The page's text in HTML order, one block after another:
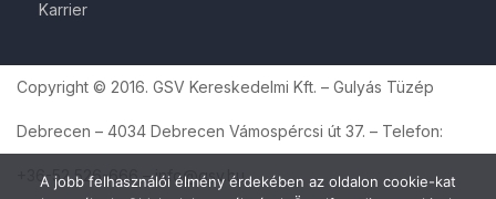
Karrier
Copyright © 2016. GSV Kereskedelmi Kft. – Gulyás Tüzép
Debrecen – 4034 Debrecen Vámospércsi út 37. – Telefon:
+36-52 526-666 – info@gsv.hu
A jobb felhasználói élmény érdekében az oldalon cookie-kat